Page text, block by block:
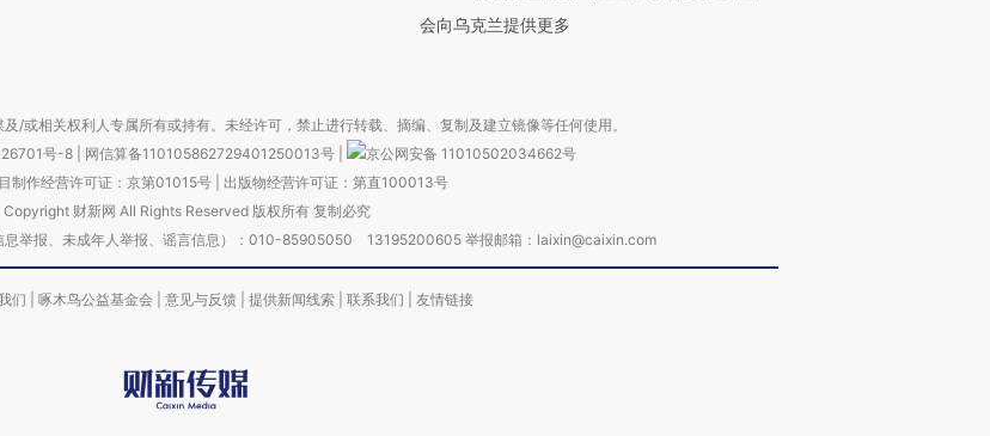
会向乌克兰提供更多
/或相关权利人专属所有或持有。未经许可，禁止进行转载、摘编、复制及建立镜像等任何使用。
号-8 网信算备110105862729401250013号
京公网安备 11010502034662号
制作经营许可证：京第01015号| 出版物经营许可证：第直100013号
Copyright 财新网 All Rights Reserved 版权所有 复制必究
息举报、未成年人举报、谣言信息）：010-85905050 13195200605 举报邮箱：laixin@caixin.com
们 啄木鸟公益基金会 意见与反馈 提供新闻线索 联系我们 友情链接